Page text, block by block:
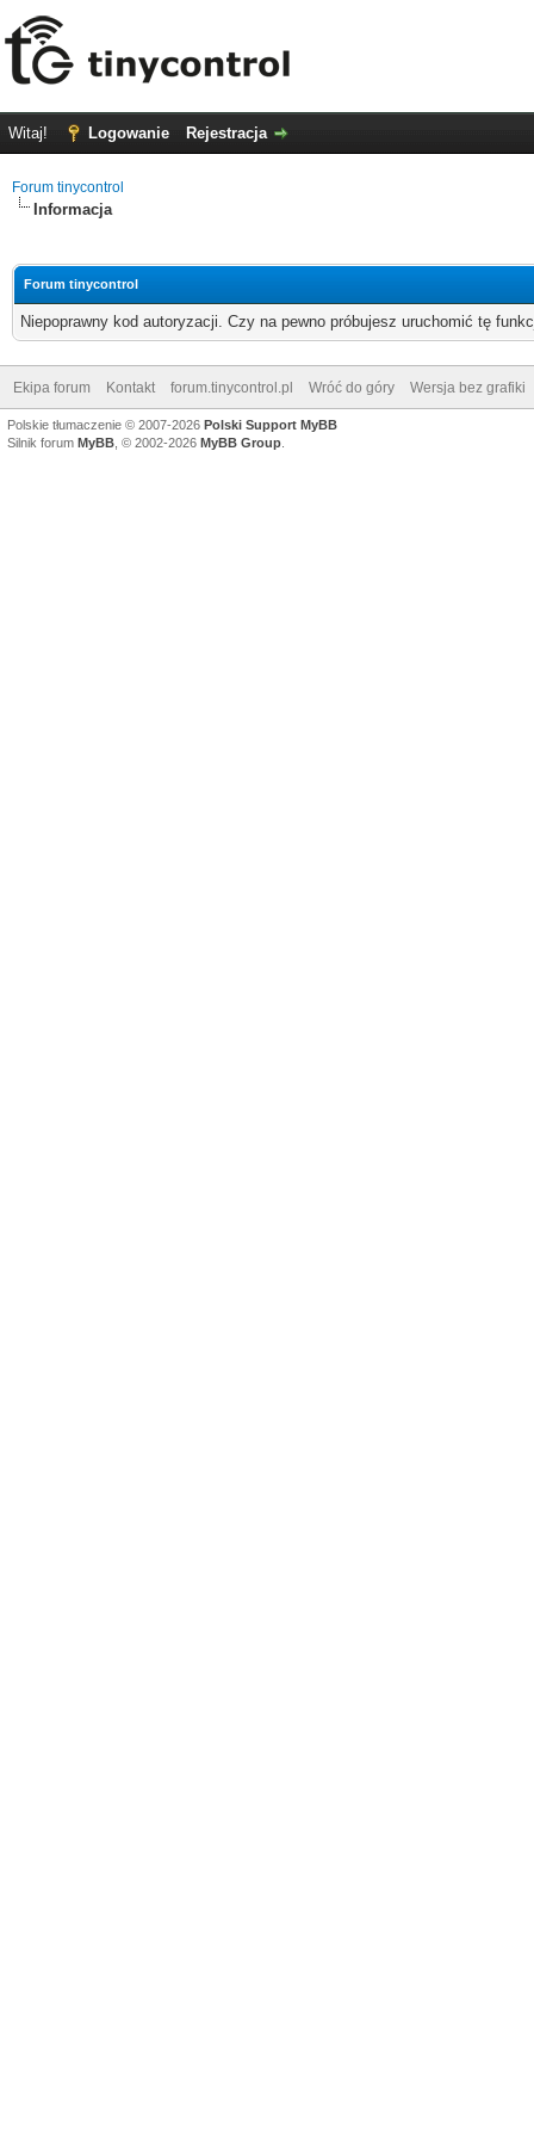
Witaj! Logowanie Rejestracja
Forum tinycontrol
Informacja
Forum tinycontrol
Niepoprawny kod autoryzacji. Czy na pewno próbujesz uruchomić tę
Ekipa forum Kontakt forum.tinycontrol.pl Wróć do góry Wersja bez grafiki
Polskie tłumaczenie © 2007-2026 Polski Support MyBB
Silnik forum MyBB , © 2002-2026 MyBB Group